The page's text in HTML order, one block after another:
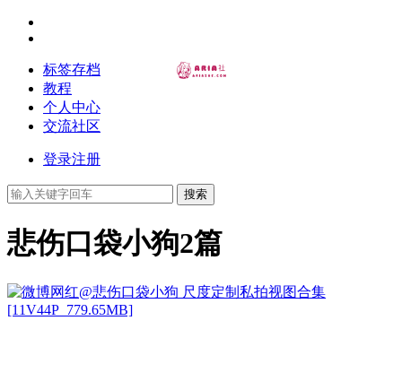
标签存档
教程
个人中心
交流社区
登录注册
搜索
悲伤口袋小狗2篇